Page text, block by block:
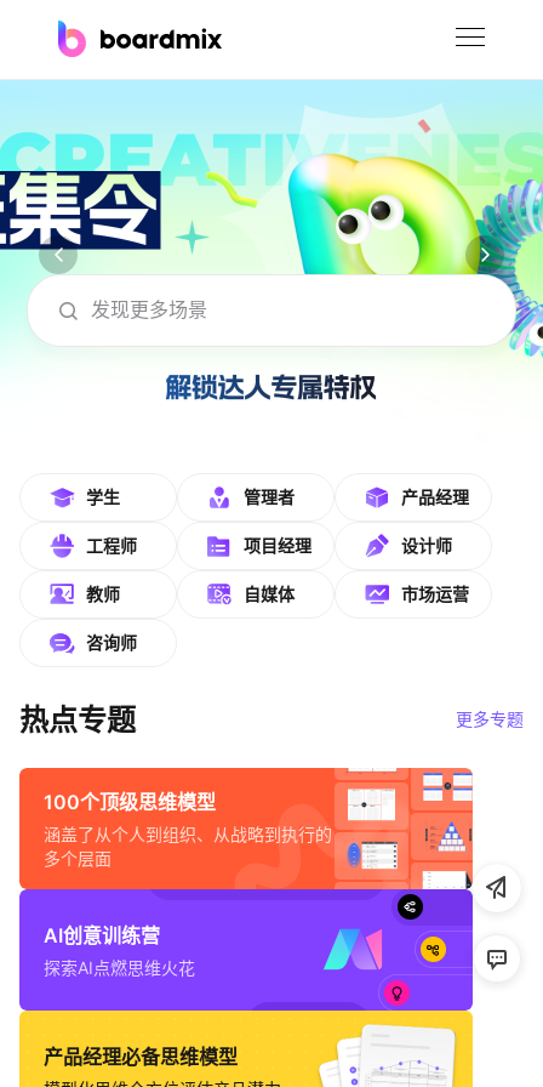
社区资源
下载
会员
企业服务
帮助中心
知识分享社区
boardmix在线模板社区-海量模板免费下
学生 管理者 产品经理
工程师 项目经理 设计师
教师 自媒体 市场运营
咨询师
热点专题 更多专题
100个顶级思维模型
涵盖了从个人到组织、从战略到执行的
多个层面
AI创意训练营
探索AI点燃思维火花
产品经理必备思维模型